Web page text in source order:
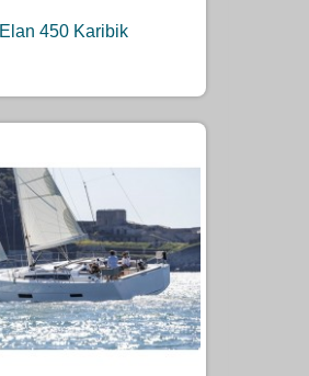
Elan 450 Karibik